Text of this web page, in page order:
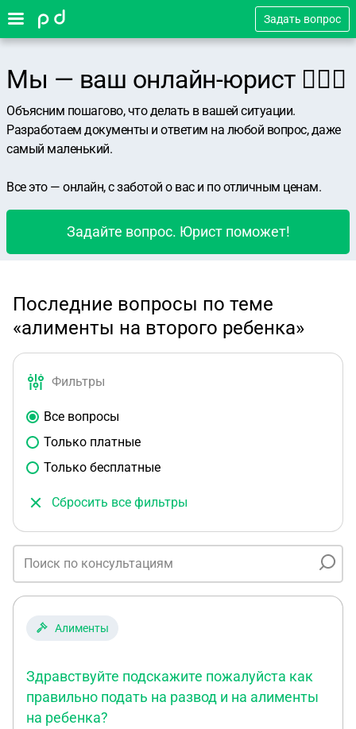
Задать вопрос
Мы — ваш онлайн-юрист 👨🏻‍⚖️
Объясним пошагово, что делать в вашей ситуации.
Разработаем документы и ответим на любой вопрос, даже
самый маленький.
Все это — онлайн, с заботой о вас и по отличным ценам.
Задайте вопрос. Юрист поможет!
Последние вопросы по теме
«алименты на второго ребенка»
Фильтры
Все вопросы
Только платные
Только бесплатные
Сбросить все фильтры
Алименты
Здравствуйте подскажите пожалуйста как
правильно подать на развод и на алименты
на ребенка?